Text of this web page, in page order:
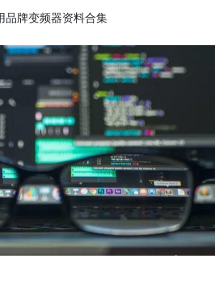
品牌变频器资料合集